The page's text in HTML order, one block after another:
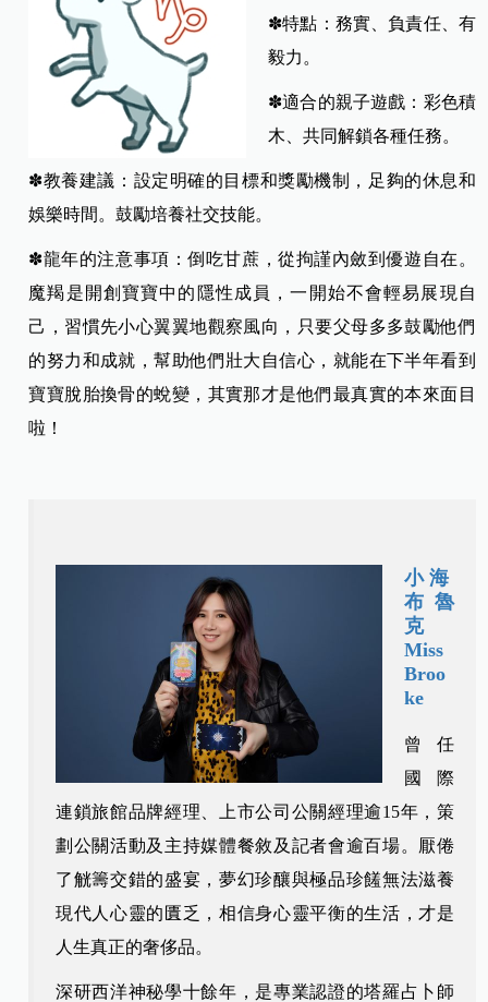
✽特點：務實、負責任、有
毅力。
✽適合的親子遊戲：彩色積
木、共同解鎖各種任務。
✽教養建議：設定明確的目標和獎勵機制，足夠的休息和
娛樂時間。鼓勵培養社交技能。
✽龍年的注意事項：倒吃甘蔗，從拘謹內斂到優遊自在。
魔羯是開創寶寶中的隱性成員，一開始不會輕易展現自
己，習慣先小心翼翼地觀察風向，只要父母多多鼓勵他們
的努力和成就，幫助他們壯大自信心，就能在下半年看到
寶寶脫胎換骨的蛻變，其實那才是他們最真實的本來面目
啦！
小海
布魯
克
Miss
Broo
ke
曾任
國際
連鎖旅館品牌經理、上市公司公關經理逾15年，策
劃公關活動及主持媒體餐敘及記者會逾百場。厭倦
了觥籌交錯的盛宴，夢幻珍釀與極品珍饈無法滋養
現代人心靈的匱乏，相信身心靈平衡的生活，才是
人生真正的奢侈品。
深研西洋神秘學十餘年，是專業認證的塔羅占卜師